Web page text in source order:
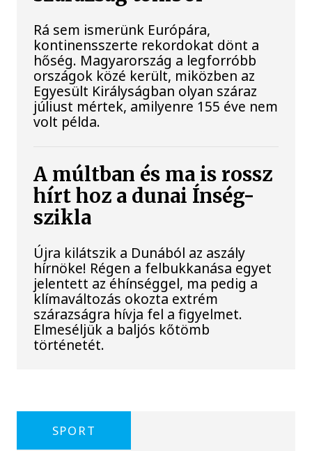
Rá sem ismerünk Európára,
kontinensszerte rekordokat dönt a
hőség. Magyarország a legforróbb
országok közé került, miközben az
Egyesült Királyságban olyan száraz
júliust mértek, amilyenre 155 éve nem
volt példa.
A múltban és ma is rossz
hírt hoz a dunai Ínség-
szikla
Újra kilátszik a Dunából az aszály
hírnöke! Régen a felbukkanása egyet
jelentett az éhínséggel, ma pedig a
klímaváltozás okozta extrém
szárazságra hívja fel a figyelmet.
Elmeséljük a baljós kőtömb
történetét.
SPORT